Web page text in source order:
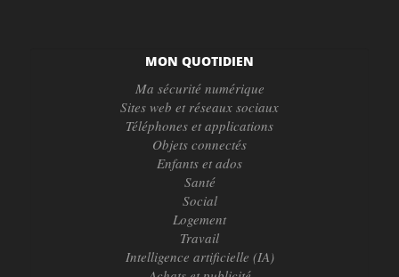
MON QUOTIDIEN
Ma sécurité numérique
Sites web et réseaux sociaux
Téléphones et applications
Objets connectés
Enfants et ados
Santé
Social
Logement
Travail
Intelligence artificielle (IA)